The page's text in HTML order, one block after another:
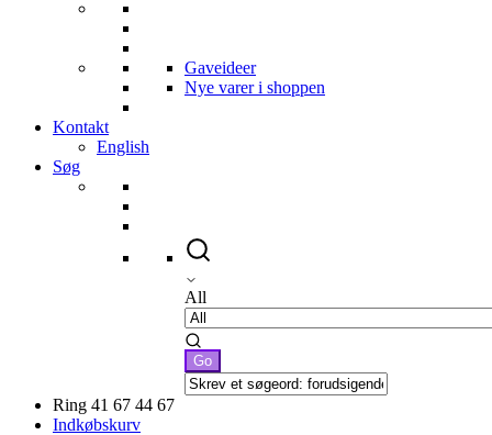
Gaveideer
Nye varer i shoppen
Kontakt
English
Søg
All
Ring 41 67 44 67
Indkøbskurv